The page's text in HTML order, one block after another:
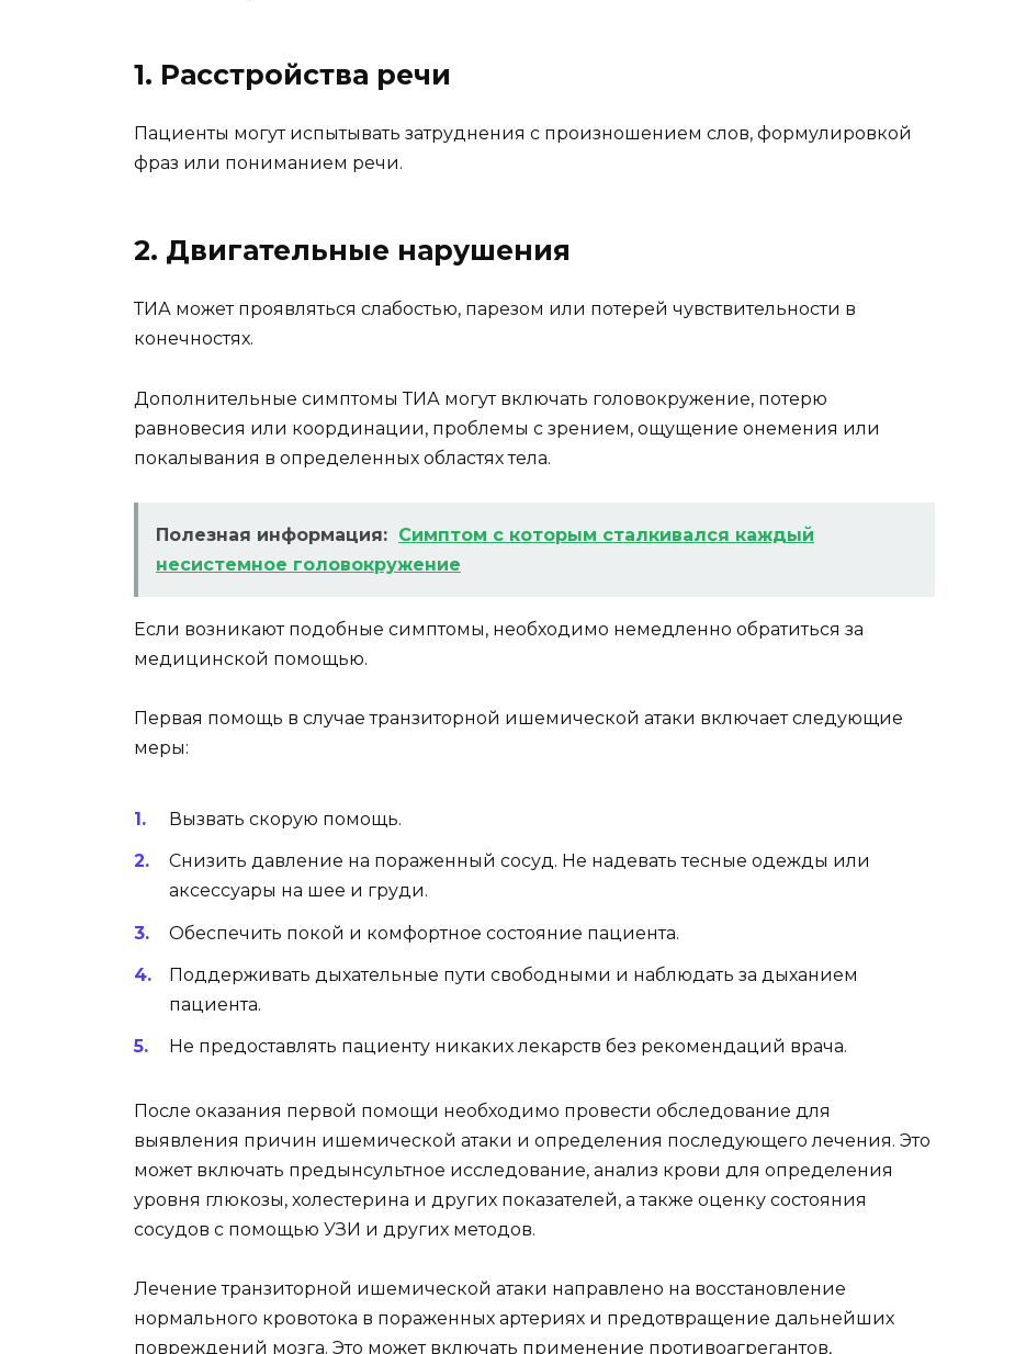
1. Расстройства речи
Пациенты могут испытывать затруднения с произношением слов, формулировкой
фраз или пониманием речи.
2. Двигательные нарушения
ТИА может проявляться слабостью, парезом или потерей чувствительности в
конечностях.
Дополнительные симптомы ТИА могут включать головокружение, потерю
равновесия или координации, проблемы с зрением, ощущение онемения или
покалывания в определенных областях тела.
Полезная информация: Симптом с которым сталкивался каждый
несистемное головокружение
Если возникают подобные симптомы, необходимо немедленно обратиться за
медицинской помощью.
Первая помощь в случае транзиторной ишемической атаки включает следующие
меры:
Вызвать скорую помощь.
Снизить давление на пораженный сосуд. Не надевать тесные одежды или
аксессуары на шее и груди.
Обеспечить покой и комфортное состояние пациента.
Поддерживать дыхательные пути свободными и наблюдать за дыханием
пациента.
Не предоставлять пациенту никаких лекарств без рекомендаций врача.
После оказания первой помощи необходимо провести обследование для
выявления причин ишемической атаки и определения последующего лечения. Это
может включать предынсультное исследование, анализ крови для определения
уровня глюкозы, холестерина и других показателей, а также оценку состояния
сосудов с помощью УЗИ и других методов.
Лечение транзиторной ишемической атаки направлено на восстановление
нормального кровотока в пораженных артериях и предотвращение дальнейших
повреждений мозга. Это может включать применение противоагрегантов,